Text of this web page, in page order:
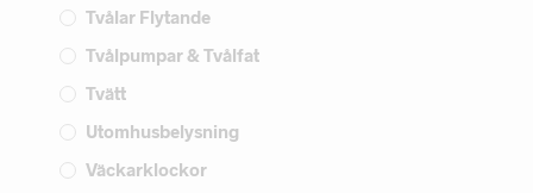
Tvålar Flytande
Tvålpumpar & Tvålfat
Tvätt
Utomhusbelysning
Väckarklockor